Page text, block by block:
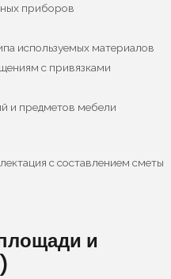
приборов
используемых материалов
с привязками
и предметов мебели
с составлением сметы
и